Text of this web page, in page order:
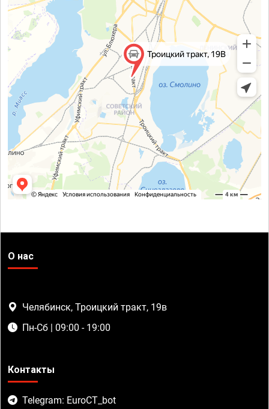
О нас
Челябинск, Троицкий тракт, 19в
Пн-Сб | 09:00 - 19:00
Контакты
Telegram: EuroCT_bot